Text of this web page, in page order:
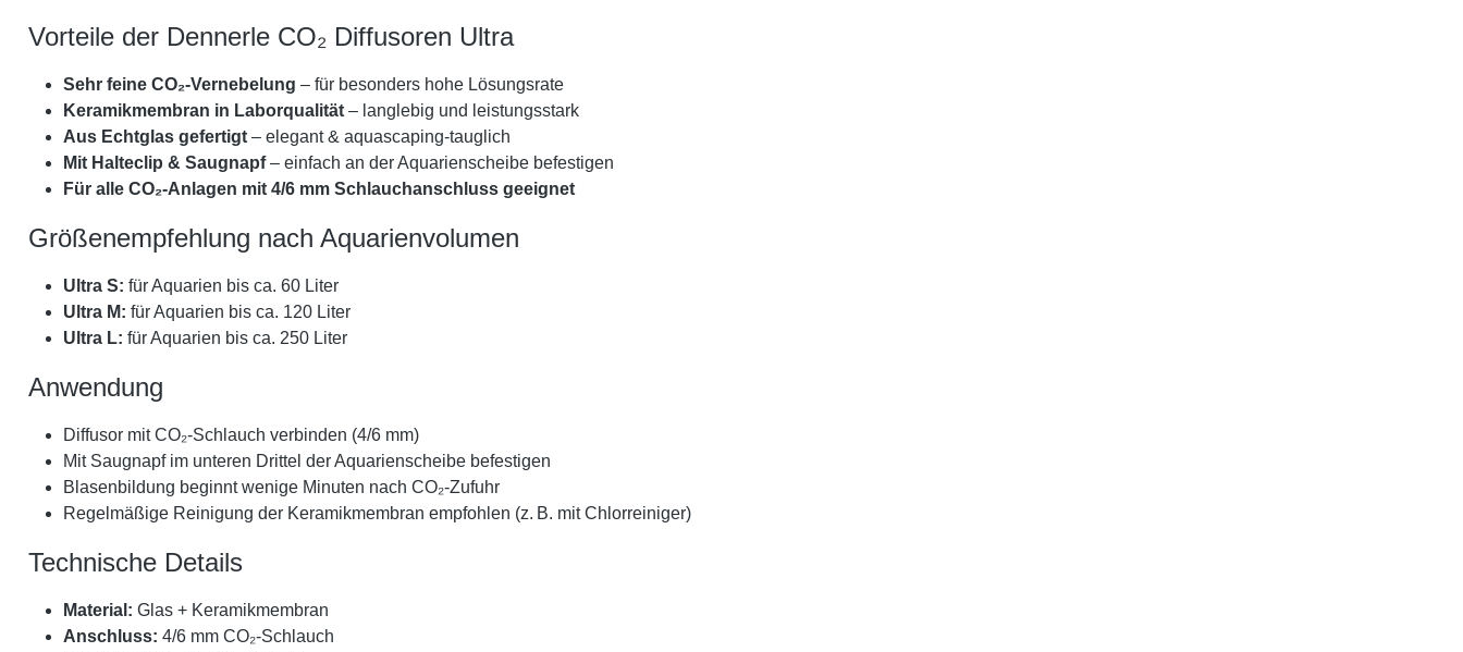
Vorteile der Dennerle CO₂ Diffusoren Ultra
Sehr feine CO₂-Vernebelung – für besonders hohe Lösungsrate
Keramikmembran in Laborqualität – langlebig und leistungsstark
Aus Echtglas gefertigt – elegant & aquascaping-tauglich
Mit Halteclip & Saugnapf– einfach an der Aquarienscheibe befestigen
Für alle CO₂-Anlagen mit 4/6 mm Schlauchanschluss geeignet
Größenempfehlung nach Aquarienvolumen
Ultra S: für Aquarien bis ca. 60 Liter
Ultra M: für Aquarien bis ca. 120 Liter
Ultra L: für Aquarien bis ca. 250 Liter
Anwendung
Diffusor mit CO₂-Schlauch verbinden (4/6 mm)
Mit Saugnapf im unteren Drittel der Aquarienscheibe befestigen
Blasenbildung beginnt wenige Minuten nach CO₂-Zufuhr
Regelmäßige Reinigung der Keramikmembran empfohlen (z. B. mit Chlorreiniger)
Technische Details
Material: Glas + Keramikmembran
Anschluss: 4/6 mm CO₂-Schlauch